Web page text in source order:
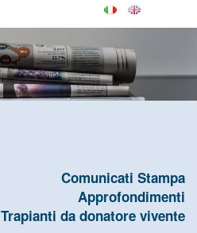
Comunicati Stampa
Approfondimenti
Trapianti da donatore vivente